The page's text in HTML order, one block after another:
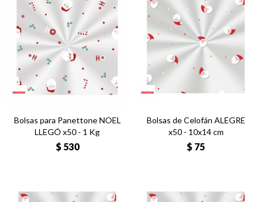
Bolsas para Panettone NOEL
LLEGÓ x50 - 1 Kg
$ 530
Bolsas de Celofán ALEGRE
x50 - 10x14 cm
$ 75